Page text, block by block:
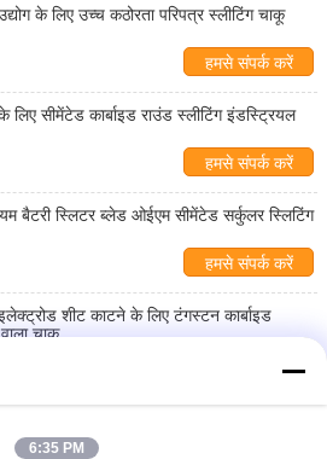
के लिए उच्च कठोरता परिपत्र स्लीटिंग चाकू
हमसे संपर्क करें
लिए सीमेंटेड कार्बाइड राउंड स्लीटिंग इंडस्ट्रियल
हमसे संपर्क करें
बैटरी स्लिटर ब्लेड ओईएम सीमेंटेड सर्कुलर स्लिटिंग
हमसे संपर्क करें
शीट काटने के लिए टंगस्टन कार्बाइड
चाकू
6:35 PM